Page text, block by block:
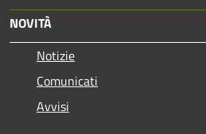
NOVITÀ
Notizie
Comunicati
Avvisi